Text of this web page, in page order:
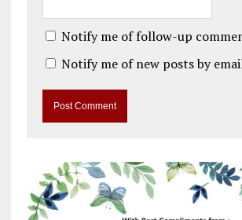
Notify me of follow-up
Notify me of new posts by
t
e
r